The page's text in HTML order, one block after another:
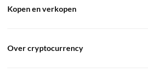
Kopen en verkopen
Over cryptocurrency